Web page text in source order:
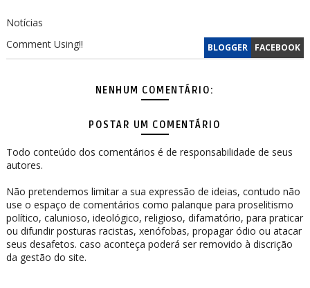
Notícias
BLOGGER FACEBOOK
Comment Using!!
NENHUM COMENTÁRIO:
POSTAR UM COMENTÁRIO
Todo conteúdo dos comentários é de responsabilidade de seus
autores.
Não pretendemos limitar a sua expressão de ideias, contudo não
use o espaço de comentários como palanque para proselitismo
político, calunioso, ideológico, religioso, difamatório, para praticar
ou difundir posturas racistas, xenófobas, propagar ódio ou atacar
seus desafetos. caso aconteça poderá ser removido à discrição
da gestão do site.